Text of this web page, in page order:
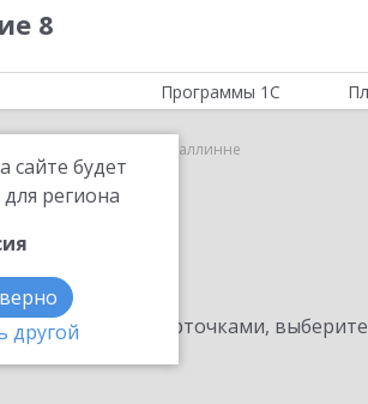
8
будет
региона
другой
Программы 1С
1С:МДЛП в Таллинне
карточками,